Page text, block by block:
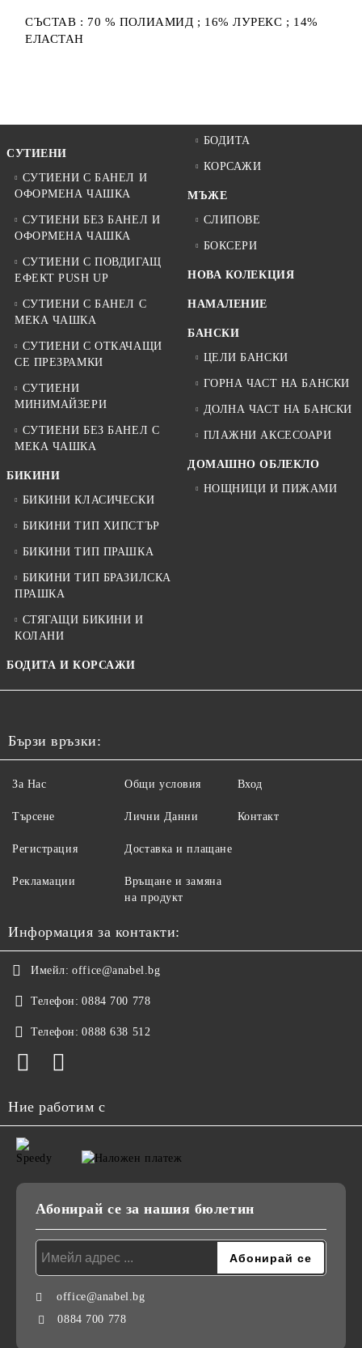
СЪСТАВ : 70 % ПОЛИАМИД ; 16% ЛУРЕКС ; 14%
ЕЛАСТАН
СУТИЕНИ
СУТИЕНИ С БАНЕЛ И
ОФОРМЕНА ЧАШКА
СУТИЕНИ БЕЗ БАНЕЛ И
ОФОРМЕНА ЧАШКА
СУТИЕНИ С ПОВДИГАЩ
ЕФЕКТ PUSH UP
СУТИЕНИ С БАНЕЛ С
МЕКА ЧАШКА
СУТИЕНИ С ОТКАЧАЩИ
СЕ ПРЕЗРАМКИ
СУТИЕНИ
МИНИМАЙЗЕРИ
СУТИЕНИ БЕЗ БАНЕЛ С
МЕКА ЧАШКА
БИКИНИ
БИКИНИ КЛАСИЧЕСКИ
БИКИНИ ТИП ХИПСТЪР
БИКИНИ ТИП ПРАШКА
БИКИНИ ТИП БРАЗИЛСКА
ПРАШКА
СТЯГАЩИ БИКИНИ И
КОЛАНИ
БОДИТА И КОРСАЖИ
БОДИТА
КОРСАЖИ
МЪЖЕ
СЛИПОВЕ
БОКСЕРИ
НОВА КОЛЕКЦИЯ
НАМАЛЕНИЕ
БАНСКИ
ЦЕЛИ БАНСКИ
ГОРНА ЧАСТ НА БАНСКИ
ДОЛНА ЧАСТ НА БАНСКИ
ПЛАЖНИ АКСЕСОАРИ
ДОМАШНО ОБЛЕКЛО
НОЩНИЦИ И ПИЖАМИ
Бързи връзки:
За Нас
Търсене
Регистрация
Рекламации
Общи условия
Лични Данни
Доставка и плащане
Връщане и замяна
на продукт
Вход
Контакт
Информация за контакти:
Имейл: office@anabel.bg
Телефон: 0884 700 778
Телефон: 0888 638 512
Ние работим с
Абонирай се за нашия бюлетин
office@anabel.bg
0884 700 778